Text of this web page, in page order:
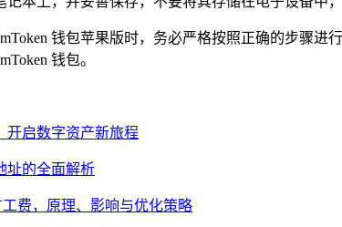
钱包苹果版时，务必严格按照正确的步骤
钱包。
开启数字资产新旅程
址的全面解析
费，原理、影响与优化策略